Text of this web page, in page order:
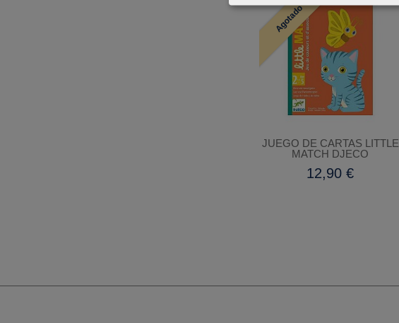
Agotado
JUEGO DE CARTAS LITTLE
MATCH DJECO
12,90 €